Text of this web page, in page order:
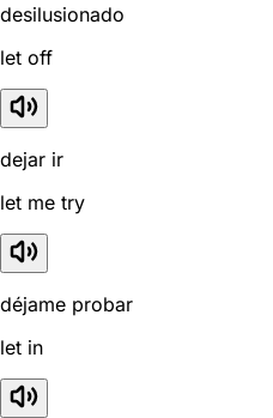
desilusionado
let off
dejar ir
let me try
déjame probar
let in